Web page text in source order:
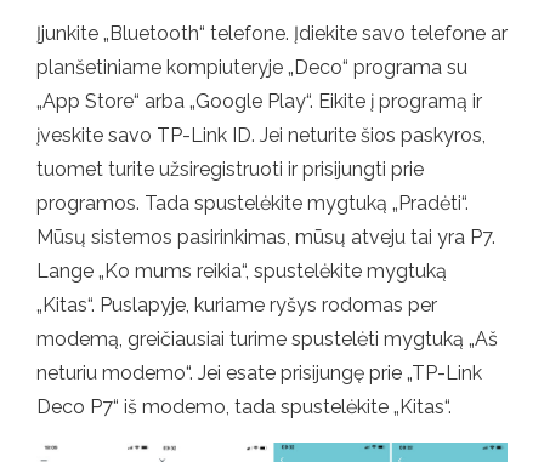
Įjunkite „Bluetooth“ telefone. Įdiekite savo telefone ar
planšetiniame kompiuteryje „Deco“ programa su
„App Store“ arba „Google Play“. Eikite į programą ir
įveskite savo TP-Link ID. Jei neturite šios paskyros,
tuomet turite užsiregistruoti ir prisijungti prie
programos. Tada spustelėkite mygtuką „Pradėti“.
Mūsų sistemos pasirinkimas, mūsų atveju tai yra P7.
Lange „Ko mums reikia“, spustelėkite mygtuką
„Kitas“. Puslapyje, kuriame ryšys rodomas per
modemą, greičiausiai turime spustelėti mygtuką „Aš
neturiu modemo“. Jei esate prisijungę prie „TP-Link
Deco P7“ iš modemo, tada spustelėkite „Kitas“.